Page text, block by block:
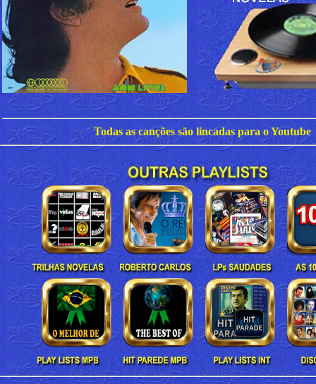
Todas as canções são lincadas para o Youtube